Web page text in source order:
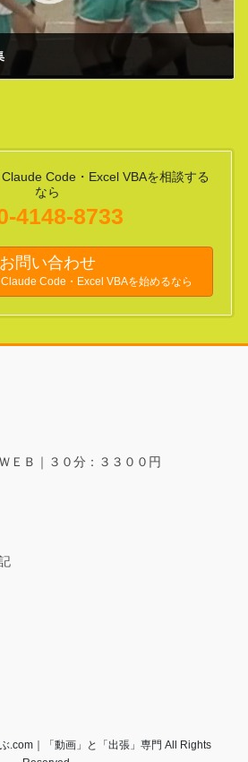
Code・Excel VBAを相談する
なら
4148-8733
お問い合わせ
Code・Excel VBAを始めるなら
ＥＢ｜３０分：３３００円
.com｜「動画」と「出張」専門 All Rights